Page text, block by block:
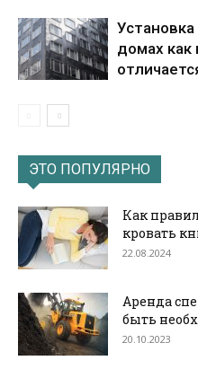
домах как
ЭТО ПОПУЛЯРНО
Как
кровать
22.08.2024
Аренда
быть
20.10.2023